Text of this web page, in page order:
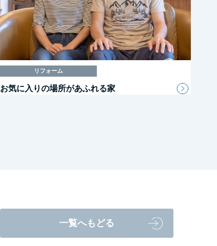
リフォーム
お気に入りの場所があふれる家
一覧へもどる